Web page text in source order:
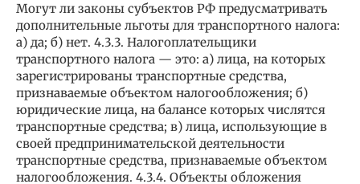
Могут ли законы субъектов РФ предусматривать
дополнительные льготы для транспортного налога:
а) да; б) нет. 4.3.3. Налогоплательщики
транспортного налога — это: а) лица, на которых
зарегистрированы транспортные средства,
признаваемые объектом налогообложения; б)
юридические лица, на балансе которых числятся
транспортные средства; в) лица, использующие в
своей предпринимательской деятельности
транспортные средства, признаваемые объектом
налогообложения. 4.3.4. Объекты обложения